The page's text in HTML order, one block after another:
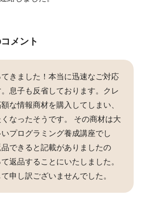
メント
きました！本当に迅速なご対応
息子も反省しております。クレ
な情報商材を購入してしまい、
なったそうです。 その商材は大
プログラミング養成講座でし
できると記載がありましたの
返品することにいたしました。
申し訳ございませんでした。